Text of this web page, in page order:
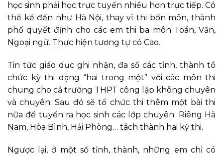
học sinh phải học trực tuyến nhiều hơn trực tiếp. Có
thể kể đến như Hà Nội, thay vì thi bốn môn, thành
phố quyết định cho các em thi ba môn Toán, Văn,
Ngoại ngữ. Thực hiện tương tự có Cao.
Tin tức giáo dục ghi nhận, đa số các tỉnh, thành tổ
chức kỳ thi dạng “hai trong một” với các môn thi
chung cho cả trường THPT công lập không chuyên
và chuyên. Sau đó sẽ tổ chức thi thêm một bài thi
nữa để tuyển ra học sinh các lớp chuyên. Riêng Hà
Nam, Hòa Bình, Hải Phòng… tách thành hai kỳ thi.
Ngược lại, ở một số tỉnh, thành, những em chỉ có